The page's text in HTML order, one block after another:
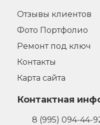
Отзывы клиентов
Фото Портфолио
Ремонт под ключ
Контакты
Карта сайта
Контактная
8 (995) 094-44-